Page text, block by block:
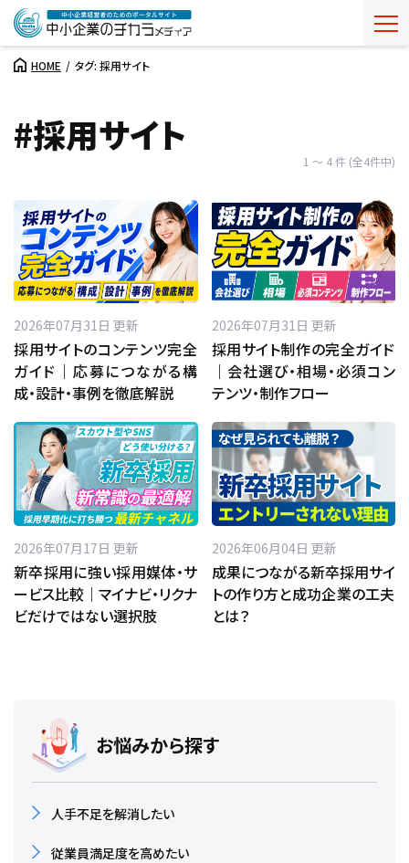
HOME タグ: 採用サイト
#採用サイト
1 ～ 4 件 (全4件中)
2026年07月31日 更新
採用サイトのコンテンツ完全
ガイド｜応募につながる構
成・設計・事例を徹底解説
2026年07月31日 更新
採用サイト制作の完全ガイド
｜会社選び・相場・必須コン
テンツ・制作フロー
2026年07月17日 更新
新卒採用に強い採用媒体・サ
ービス比較｜マイナビ・リクナ
ビだけではない選択肢
2026年06月04日 更新
成果につながる新卒採用サイ
トの作り方と成功企業の工夫
とは？
お悩みから探す
人手不足を解消したい
従業員満足度を高めたい